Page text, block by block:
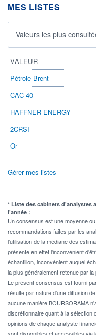
MES LISTES
Valeurs les plus
VALEUR
Pétrole Brent
CAC 40
HAFFNER ENERGY
2CRSI
Or
Gérer mes listes
* Liste des cabinets d'analystes
l'année :
Un consensus est une moyenne
recommandations faites par les
l'utilisation de la médiane des
présente en effet l'inconvénient
échantillon, inconvénient auquel
la plus généralement retenue par
Le présent consensus est fourni
résulte par nature d'une diffusion
aucune manière BOURSORAMA
discrétionnaire quant à la
opinions de chaque analyste